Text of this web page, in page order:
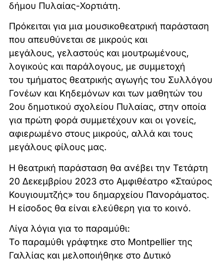
δήμου Πυλαίας-Χορτιάτη.
Πρόκειται για μια μουσικοθεατρική παράσταση
που απευθύνεται σε μικρούς και
μεγάλους, γελαστούς και μουτρωμένους,
λογικούς και παράλογους, με συμμετοχή
του τμήματος θεατρικής αγωγής του Συλλόγου
Γονέων και Κηδεμόνων και των μαθητών του
2ου δημοτικού σχολείου Πυλαίας, στην οποία
για πρώτη φορά συμμετέχουν και οι γονείς,
αφιερωμένο στους μικρούς, αλλά και τους
μεγάλους φίλους μας.
Η θεατρική παράσταση θα ανέβει την Τετάρτη
20 Δεκεμβρίου 2023 στο Αμφιθέατρο «Σταύρος
Κουγιουμτζής» του δημαρχείου Πανοράματος.
Η είσοδος θα είναι ελεύθερη για το κοινό.
Λίγα λόγια για το παραμύθι:
Το παραμύθι γράφτηκε στο Montpellier της
Γαλλίας και μελοποιήθηκε στο Δυτικό